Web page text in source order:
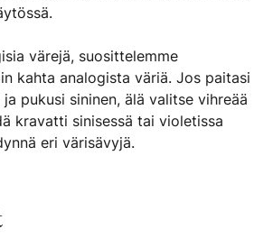
värejä, suosittelemme
kahta analogista väriä. Jos paitasi
pukusi sininen, älä valitse vihreää
kravatti sinisessä tai violetissa
eri värisävyjä.